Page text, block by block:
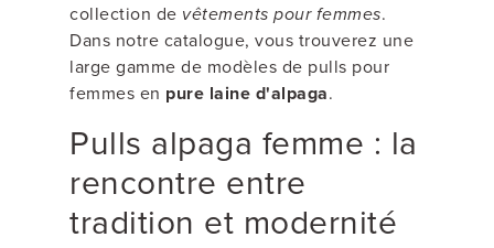
collection de vêtements pour femmes.
Dans notre catalogue, vous trouverez une
large gamme de modèles de pulls pour
femmes en pure laine d'alpaga.
Pulls alpaga femme : la
rencontre entre
tradition et modernité